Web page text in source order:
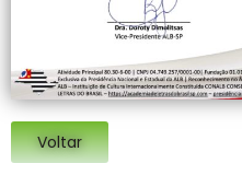
Voltar